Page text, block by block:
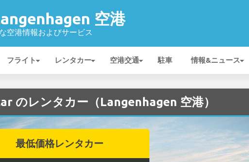
空港
空港情報およびサービス
フライト レンタカー 空港交通 駐車 情報&ニュース
のレンタカー（Langenhagen 空港）
最低価格レンタカー